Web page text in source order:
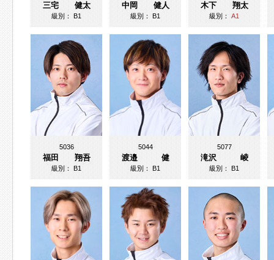
三宅 健太
級別：B1
中岡 健人
級別：B1
木下 翔太
級別：A1
5036
福田 翔吾
級別：B1
5044
渡邉 健
級別：B1
5077
滝沢 崚
級別：B1